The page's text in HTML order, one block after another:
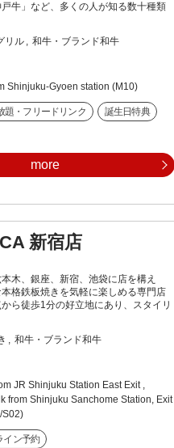
牛」など、多くの人が知る数十種類
リル
和牛・ブランド和牛
Shinjuku-Gyoen station (M10)
題・フリードリンク 誕生日特典
more
新宿店
木、銀座、新宿、池袋に店を構え
格鉄板焼きを気軽に楽しめる専門店
ら徒歩1分の好立地にあり、スタイリ
和牛・ブランド和牛
JR Shinjuku Station East Exit ,
from Shinjuku Sanchome Station, Exit
S02)
イン予約